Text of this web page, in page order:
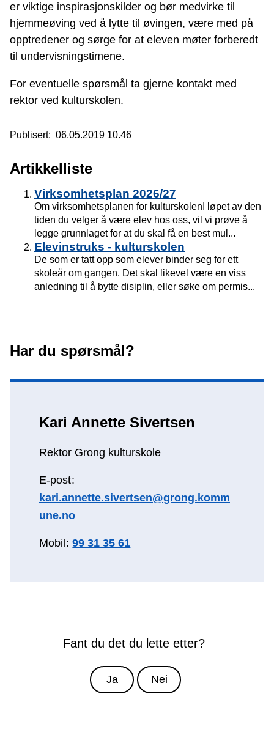
er viktige inspirasjonskilder og bør medvirke til
hjemmeøving ved å lytte til øvingen, være med på
opptredener og sørge for at eleven møter forberedt
til undervisningstimene.
For eventuelle spørsmål ta gjerne kontakt med
rektor ved kulturskolen.
Publisert 06.05.2019 10.46
Artikkelliste
Virksomhetsplan 2026/27
Om virksomhetsplanen for kulturskolenI løpet av den
tiden du velger å være elev hos oss, vil vi prøve å
legge grunnlaget for at du skal få en best mul...
Elevinstruks - kulturskolen
De som er tatt opp som elever binder seg for ett
skoleår om gangen. Det skal likevel være en viss
anledning til å bytte disiplin, eller søke om permis...
Har du spørsmål?
Kari Annette Sivertsen
Rektor Grong kulturskole
E-post
kari.annette.sivertsen@grong.komm
une.no
Mobil 99 31 35 61
Fant du det du lette etter?
Ja Nei